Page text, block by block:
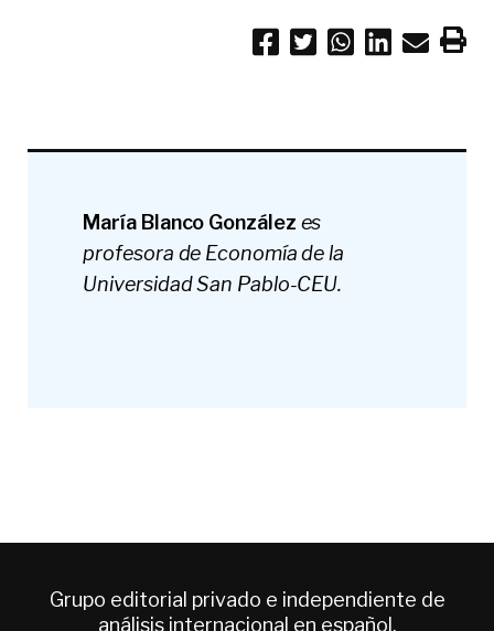
María Blanco González es
profesora de Economía de la
Universidad San Pablo-CEU.
Grupo editorial privado e independiente de
análisis internacional en español.